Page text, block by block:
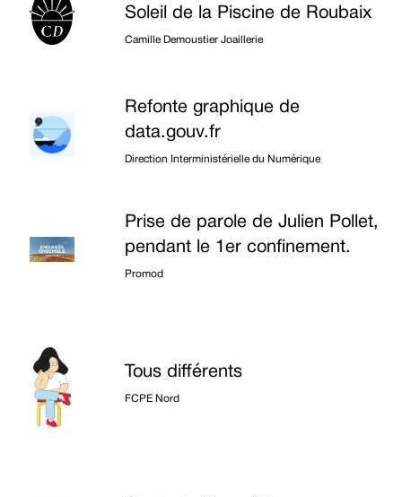
Soleil de la Piscine de Roubaix
Camille Demoustier Joaillerie
Refonte graphique de
data.gouv.fr
Direction Interministérielle du Numérique
Prise de parole de Julien Pollet,
pendant le 1er confinement.
Promod
Tous différents
FCPE Nord